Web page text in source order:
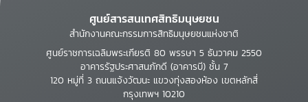
ศูนย์สารสนเทศสิทธิมนุษยชน
สำนักงานคณะกรรมการสิทธิมนุษยชนแห่งชาติ
ศูนย์ราชการเฉลิมพระเกียรติ 80 พรรษา 5 ธันวาคม 2550
อาคารรัฐประศาสนภักดี (อาคารบี) ชั้น 7
120 หมู่ที่ 3 ถนนแจ้งวัฒนะ แขวงทุ่งสองห้อง เขตหลักสี่
กรุงเทพฯ 10210